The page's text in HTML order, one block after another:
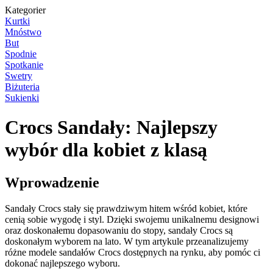
Kategorier
Kurtki
Mnóstwo
But
Spodnie
Spotkanie
Swetry
Biżuteria
Sukienki
Crocs Sandały: Najlepszy
wybór dla kobiet z klasą
Wprowadzenie
Sandały Crocs stały się prawdziwym hitem wśród kobiet, które
cenią sobie wygodę i styl. Dzięki swojemu unikalnemu designowi
oraz doskonałemu dopasowaniu do stopy, sandały Crocs są
doskonałym wyborem na lato. W tym artykule przeanalizujemy
różne modele sandałów Crocs dostępnych na rynku, aby pomóc ci
dokonać najlepszego wyboru.